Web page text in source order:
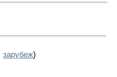
,зарубеж)